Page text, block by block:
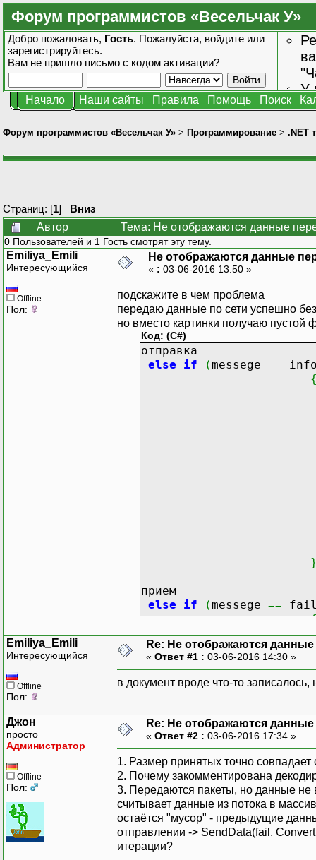
Форум программистов «Весельчак У»
Добро пожаловать, Гость. Пожалуйста, войдите или
зарегистрируйтесь.
Вам не пришло письмо с кодом активации?
У
Начало Наши сайты Правила Помощь Поиск
Форум программистов «Весельчак У» > Программирование > .NET
Страниц: [1] Вниз
Автор
Тема: Не отображаются данные
0 Пользователей и 1 Гость смотрят эту тему.
Emiliya_Emili
Интересующийся
Offline
Пол:
Не отображаются данные
« : 03-06-2016 13:50 »
подскажите в чем проблема
передаю данные по сети успешно
но вместо картинки получаю пустой
Код: (C#)
отправка
else
if (messege ==
прием
else
if (messege ==
Emiliya_Emili
Интересующийся
Offline
Пол:
Re: Не отображаются
« Ответ #1 : 03-06-2016 14:30 »
в документ вроде что-то
Джон
просто
Администратор
Offline
Пол:
Re: Не отображаются
« Ответ #2 : 03-06-2016 17:34 »
1. Размер принятых точно
2. Почему закомментирована
3. Передаются пакеты, но данные не
считывает данные из потока в
остаётся "мусор" - предыдущие
отправлении -> SendData(fail,
итерации?